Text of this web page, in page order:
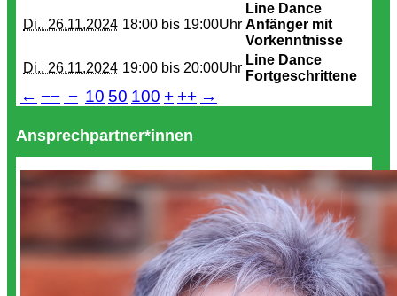
Di.. 26.11.2024 18:00 bis 19:00Uhr
Line Dance
Anfänger mit
Vorkenntnisse
Di.. 26.11.2024 19:00 bis 20:00Uhr
Line Dance
Fortgeschrittene
← −− − 10 50 100 + ++ →
Ansprechpartner*innen